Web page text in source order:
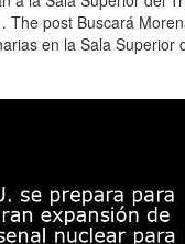
The post Buscará
en la Sala Superior